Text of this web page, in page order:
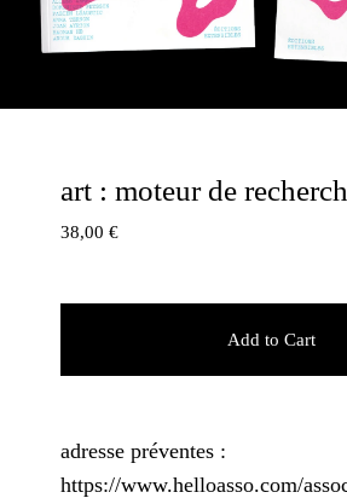
Add to Cart
art : moteur de
38,00 €
adresse préventes :
https://www.helloasso.com/